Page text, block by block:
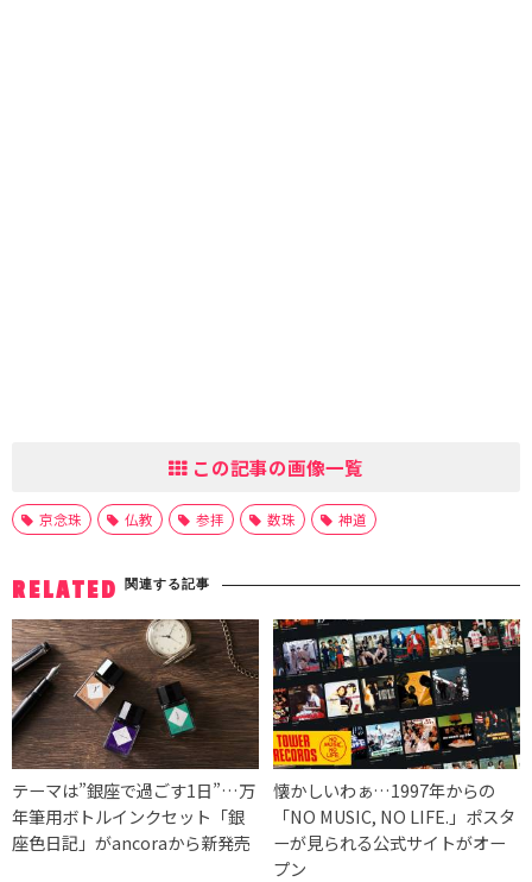
この記事の画像一覧
京念珠 仏教 参拝 数珠 神道
RELATED 関連する記事
テーマは”銀座で過ごす1日”…万
年筆用ボトルインクセット「銀
座色日記」がancoraから新発売
懐かしいわぁ…1997年からの
「NO MUSIC, NO LIFE.」ポスタ
ーが見られる公式サイトがオー
プン